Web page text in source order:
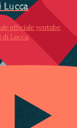
Lucca
ufficiale youtube
di Lucca